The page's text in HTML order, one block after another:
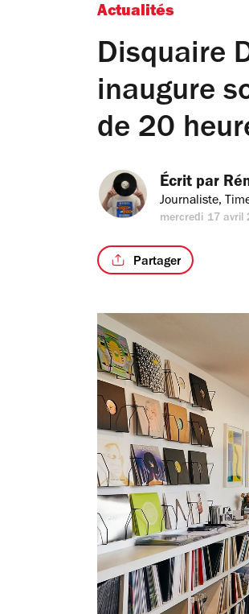
Actualités
Disquaire
inaugure
de 20
Écrit par
Journaliste,
mercredi 17 avril
Partager